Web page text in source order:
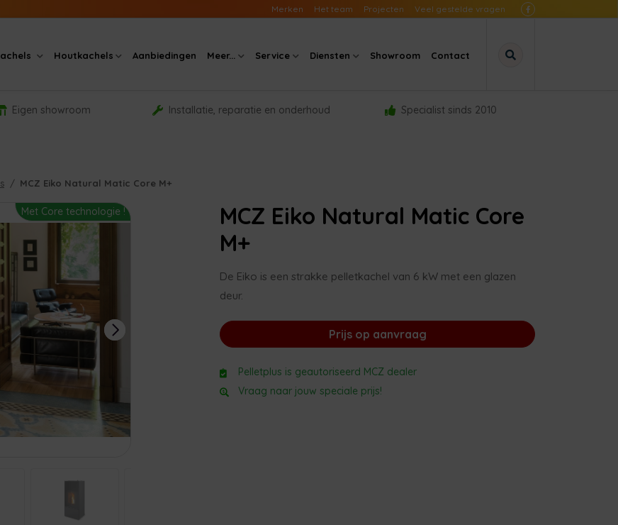
Merken Het team Projecten Veel gestelde vragen
Houtkachels Aanbiedingen Meer... Service Diensten Showroom Contact
Eigen showroom Installatie, reparatie en onderhoud Specialist sinds 2010
MCZ Eiko Natural Matic Core M+
MCZ Eiko Natural Matic Core
M+
De Eiko is een strakke pelletkachel van 6 kW met een glazen
deur.
Prijs op aanvraag
Pelletplus is geautoriseerd MCZ dealer
Vraag naar jouw speciale prijs!
Met Core technologie !